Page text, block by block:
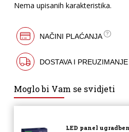
Nema upisanih karakteristika.
NAČINI PLAĆANJA
DOSTAVA I PREUZIMANJE
Moglo bi Vam se svidjeti
LED panel